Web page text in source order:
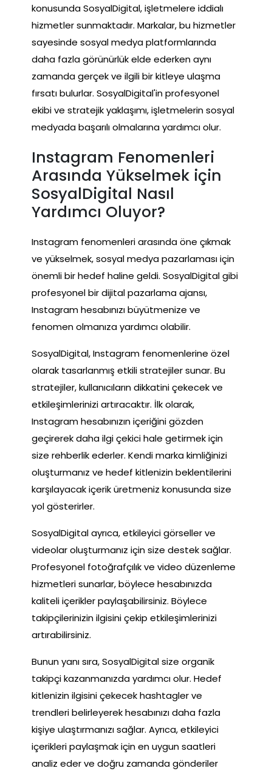
konusunda SosyalDigital, işletmelere iddialı
hizmetler sunmaktadır. Markalar, bu hizmetler
sayesinde sosyal medya platformlarında
daha fazla görünürlük elde ederken aynı
zamanda gerçek ve ilgili bir kitleye ulaşma
fırsatı bulurlar. SosyalDigital'in profesyonel
ekibi ve stratejik yaklaşımı, işletmelerin sosyal
medyada başarılı olmalarına yardımcı olur.
Instagram Fenomenleri
Arasında Yükselmek için
SosyalDigital Nasıl
Yardımcı Oluyor?
Instagram fenomenleri arasında öne çıkmak
ve yükselmek, sosyal medya pazarlaması için
önemli bir hedef haline geldi. SosyalDigital gibi
profesyonel bir dijital pazarlama ajansı,
Instagram hesabınızı büyütmenize ve
fenomen olmanıza yardımcı olabilir.
SosyalDigital, Instagram fenomenlerine özel
olarak tasarlanmış etkili stratejiler sunar. Bu
stratejiler, kullanıcıların dikkatini çekecek ve
etkileşimlerinizi artıracaktır. İlk olarak,
Instagram hesabınızın içeriğini gözden
geçirerek daha ilgi çekici hale getirmek için
size rehberlik ederler. Kendi marka kimliğinizi
oluşturmanız ve hedef kitlenizin beklentilerini
karşılayacak içerik üretmeniz konusunda size
yol gösterirler.
SosyalDigital ayrıca, etkileyici görseller ve
videolar oluşturmanız için size destek sağlar.
Profesyonel fotoğrafçılık ve video düzenleme
hizmetleri sunarlar, böylece hesabınızda
kaliteli içerikler paylaşabilirsiniz. Böylece
takipçilerinizin ilgisini çekip etkileşimlerinizi
artırabilirsiniz.
Bunun yanı sıra, SosyalDigital size organik
takipçi kazanmanızda yardımcı olur. Hedef
kitlenizin ilgisini çekecek hashtagler ve
trendleri belirleyerek hesabınızı daha fazla
kişiye ulaştırmanızı sağlar. Ayrıca, etkileyici
içerikleri paylaşmak için en uygun saatleri
analiz eder ve doğru zamanda gönderiler